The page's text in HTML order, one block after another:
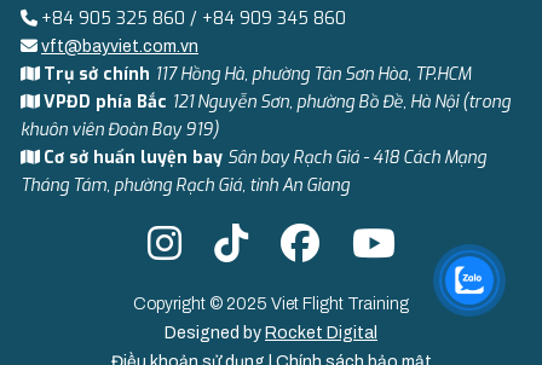
+84 905 325 860 / +84 909 345 860
vft@bayviet.com.vn
Trụ sở chính 117 Hồng Hà, phường Tân Sơn Hòa, TP.HCM
VPĐD phía Bắc 121 Nguyễn Sơn, phường Bồ Đề, Hà Nội (trong
khuôn viên Đoàn Bay 919)
Cơ sở huấn luyện bay Sân bay Rạch Giá - 418 Cách Mạng
Tháng Tám, phường Rạch Giá, tỉnh An Giang
Copyright © 2025 Viet Flight Training
Designed by Rocket Digital